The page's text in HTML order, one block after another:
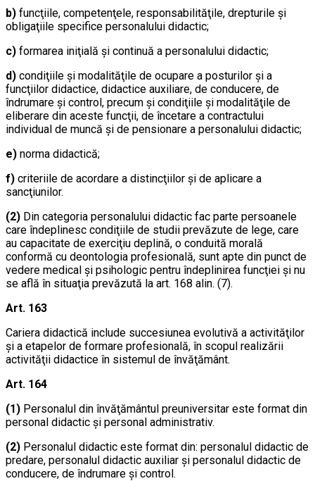
b) funcţiile, competenţele, responsabilităţile, drepturile şi
obligaţiile specifice personalului didactic;
c) formarea iniţială şi continuă a personalului didactic;
d) condiţiile şi modalităţile de ocupare a posturilor şi a
funcţiilor didactice, didactice auxiliare, de conducere, de
îndrumare şi control, precum şi condiţiile şi modalităţile de
eliberare din aceste funcţii, de încetare a contractului
individual de muncă şi de pensionare a personalului didactic;
e) norma didactică;
f) criteriile de acordare a distincţiilor şi de aplicare a
sancţiunilor.
(2) Din categoria personalului didactic fac parte persoanele
care îndeplinesc condiţiile de studii prevăzute de lege, care
au capacitate de exerciţiu deplină, o conduită morală
conformă cu deontologia profesională, sunt apte din punct de
vedere medical şi psihologic pentru îndeplinirea funcţiei şi nu
se află în situaţia prevăzută la art. 168 alin. (7).
Art. 163
Cariera didactică include succesiunea evolutivă a activităţilor
şi a etapelor de formare profesională, în scopul realizării
activităţii didactice în sistemul de învăţământ.
Art. 164
(1) Personalul din învăţământul preuniversitar este format din
personal didactic şi personal administrativ.
(2) Personalul didactic este format din: personalul didactic de
predare, personalul didactic auxiliar şi personalul didactic de
conducere, de îndrumare şi control.